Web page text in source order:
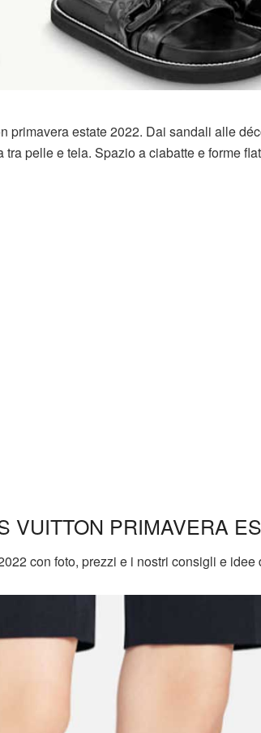
primavera estate 2022. Dai sandali alle
tra pelle e tela. Spazio a ciabatte e forme
VUITTON PRIMAVERA
con foto, prezzi e i nostri consigli e idee